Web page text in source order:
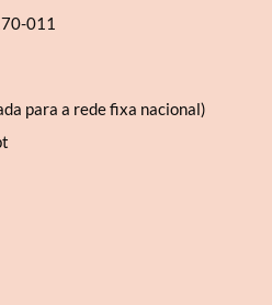
011
para a rede fixa nacional)